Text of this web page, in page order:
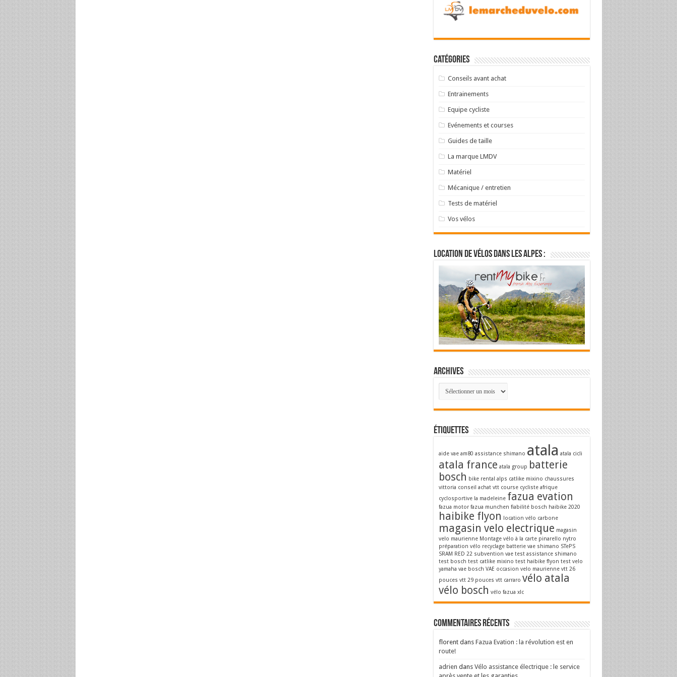
Catégories
Conseils avant achat
Entrainements
Equipe cycliste
Evénements et courses
Guides de taille
La marque LMDV
Matériel
Mécanique / entretien
Tests de matériel
Vos vélos
Location de vélos dans les Alpes :
Archives
Archives
Étiquettes
aide vae am80 assistance shimano atala atala cicli
atala france atala group batterie
bosch bike rental alps catlike mixino chaussures
vittoria conseil achat vtt course cycliste afrique
cyclosportive la madeleine fazua evation
fazua motor fazua munchen fiabilité bosch haibike 2020
haibike flyon location vélo carbone
magasin velo electrique magasin
velo maurienne Montage vélo à la carte pinarello nytro
préparation vélo recyclage batterie vae shimano STePS
SRAM RED 22 subvention vae test assistance shimano
test bosch test catlike mixino test haibike flyon test velo
yamaha vae bosch VAE occasion velo maurienne vtt 26
pouces vtt 29 pouces vtt carraro vélo atala
vélo bosch vélo fazua xlc
Commentaires récents
florentdans Fazua Evation : la révolution est en
route!
adrien dans Vélo assistance électrique : le service